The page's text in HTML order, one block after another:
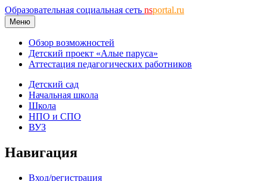
Образовательная социальная сеть nsportal.ru
Меню
Обзор возможностей
Детский проект «Алые паруса»
Аттестация педагогических работников
Детский сад
Начальная школа
Школа
НПО и СПО
ВУЗ
Навигация
Вход/регистрация